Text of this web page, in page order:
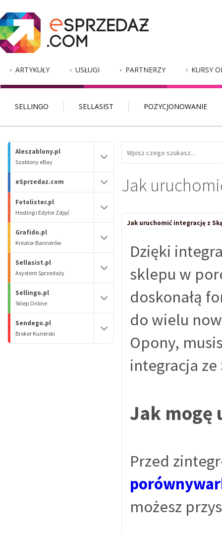
ARTYKUŁY USŁUGI PARTNERZY KURSY
SELLINGO SELLASIST POZYCJONOWANIE
Aleszablony.pl
Szablony eBay
eSprzedaz.com
Fotolister.pl
Hosting i Edytor Zdjęć
Grafido.pl
Kreator Bannerów
Sellasist.pl
Asystent Sprzedaży
Sellingo.pl
Sklep Online
Sendego.pl
Broker Kurierski
Jak
Jak uruchomić integrację z
Dzięki
sklepu w
doskonałą
do wielu
Opony,
integracja
Jak mogę
Przed
możesz